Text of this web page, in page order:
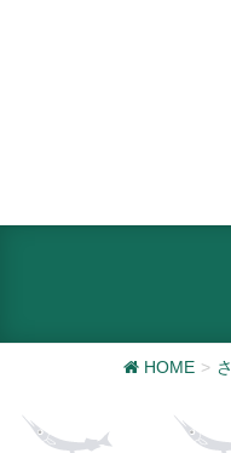
HOME